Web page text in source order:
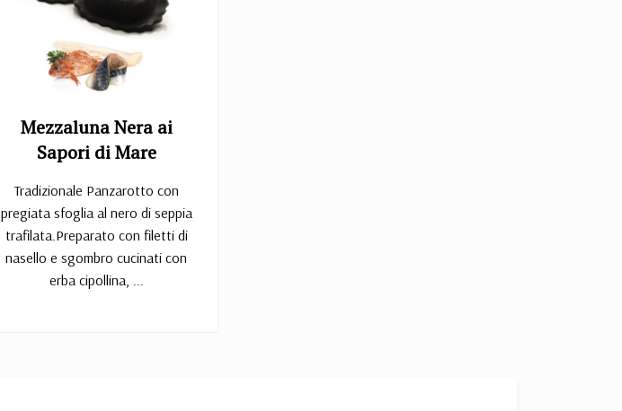
Mezzaluna Nera ai
Sapori di Mare
Tradizionale Panzarotto con
pregiata sfoglia al nero di seppia
trafilata.Preparato con filetti di
nasello e sgombro cucinati con
erba cipollina, ...